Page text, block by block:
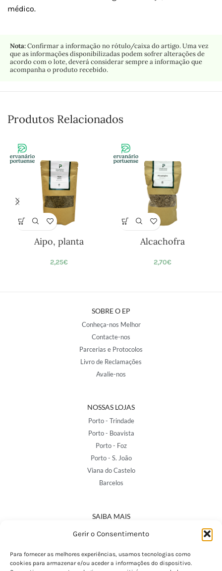
Gerir o Consentimento
Para fornecer as melhores experiências, usamos tecnologias como
cookies para armazenar e/ou aceder a informações do dispositivo.
médico.
Nota:Confirmar a informação no rótulo/caixa do artigo. Uma vez
que as informações disponibilizadas podem sofrer alterações de
acordo com o lote, deverá considerar sempre a informação que
acompanha o produto recebido.
Produtos Relacionados
Aipo, planta
2,25€
Alcachofra
2,70€
SOBRE O EP
Conheça-nos Melhor
Contacte-nos
Parcerias e Protocolos
Livro de Reclamações
Avalie-nos
NOSSAS LOJAS
Porto - Trindade
Porto - Boavista
Porto - Foz
Porto - S. João
Viana do Castelo
Barcelos
SAIBA MAIS
Política de Privacidade
Termos e Condições
Perguntas Frequentes